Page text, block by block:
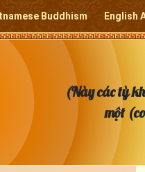
Buddhism English
(Này các tỳ
một